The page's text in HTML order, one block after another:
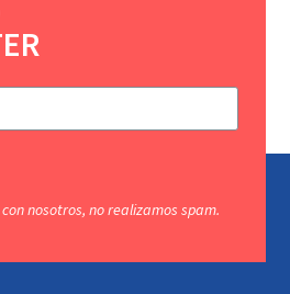
nosotros, no realizamos spam.